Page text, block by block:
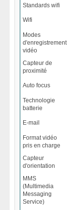
Standards wifi
Wifi
Modes
d'enregistrement
vidéo
Capteur de
proximité
Auto focus
Technologie
batterie
E-mail
Format vidéo
pris en charge
Capteur
d'orientation
MMS
(Multimedia
Messaging
Service)